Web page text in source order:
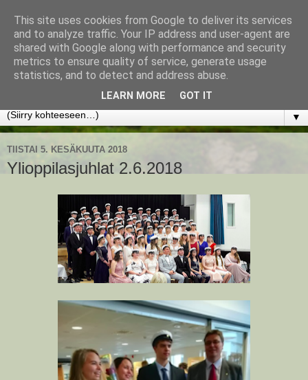
www.jyrkikokko.fi
Uusi Suunta - Jokainen hetki tarjoaa tilaisuuden muuttaa
▼
TIISTAI 5. KESÄKUUTA 2018
Ylioppilasjuhlat 2.6.2018
This site uses cookies from Google to deliver its services
and to analyze traffic. Your IP address and user-agent are
shared with Google along with performance and security
metrics to ensure quality of service, generate usage
statistics, and to detect and address abuse.
LEARN MORE GOT IT